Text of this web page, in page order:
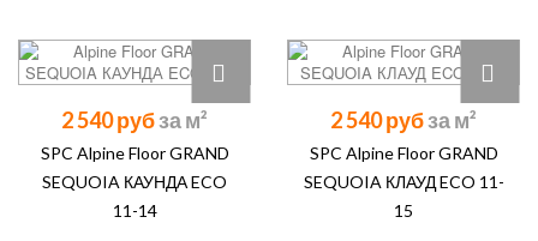
2 540 руб
SPC Alpine Floor GRAND
SEQUOIA КАУНДА ECO
11-14
2 540 руб
SPC Alpine Floor GRAND
SEQUOIA КЛАУД ECO 11-
15